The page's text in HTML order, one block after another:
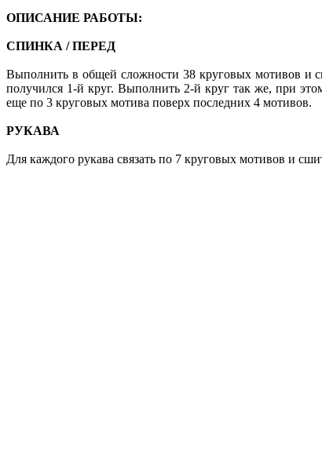
ОПИСАНИЕ РАБОТЫ:
СПИНКА / ПЕРЕД
Выполнить в общей сложности 38 круговых мотивов и
получился 1-й круг. Выполнить 2-й круг так же, при
еще по 3 круговых мотива поверх последних 4 мотивов.
РУКАВА
Для каждого рукава связать по 7 круговых мотивов и